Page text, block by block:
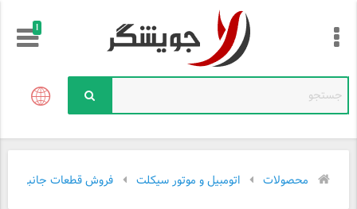
!
محصولات اتومبیل و موتور سیکلت فروش قطعات جانبی